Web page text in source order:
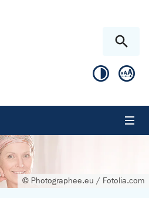
© Photographee.eu / Fotolia.com